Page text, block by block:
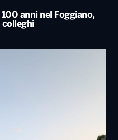
anni nel Foggiano,
colleghi